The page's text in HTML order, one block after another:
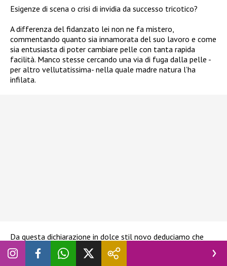
Esigenze di scena o crisi di invidia da successo tricotico?
A differenza del fidanzato lei non ne fa mistero,
commentando quanto sia innamorata del suo lavoro e come
sia entusiasta di poter cambiare pelle con tanta rapida
facilità. Manco stesse cercando una via di fuga dalla pelle -
per altro vellutatissima- nella quale madre natura l’ha
infilata.
Da questa dichiarazione in dolce stil novo deduciamo che
non si tratti di un malcelato tentativo di remare contro
l’implacabile passare del tempo, ma piuttosto di un look